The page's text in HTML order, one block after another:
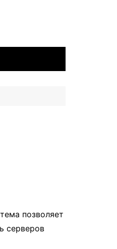
позволяет
серверов